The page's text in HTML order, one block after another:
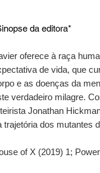
da editora*
oferece à raça
de vida, que
e as doenças da
verdadeiro milagre.
Jonathan
trajetória dos mutantes
of X (2019) 1;